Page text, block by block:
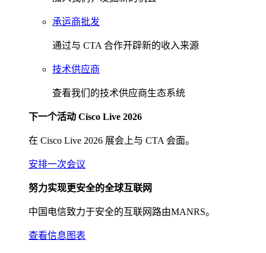
承运商批发
通过与 CTA 合作开辟新的收入来源
技术供应商
查看我们的技术供应商生态系统
下一个活动 Cisco Live 2026
在 Cisco Live 2026 展会上与 CTA 会面。
安排一次会议
努力实现更安全的全球互联网
中国电信致力于安全的互联网路由MANRS。
查看信息图表